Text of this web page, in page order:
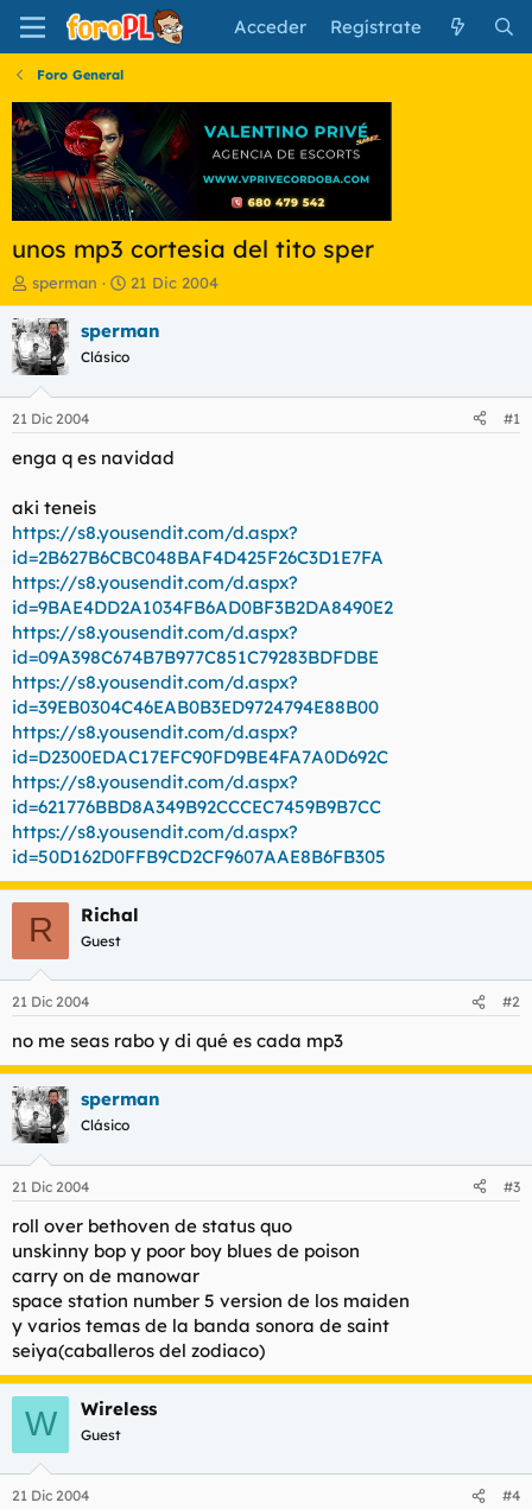
Acceder Regístrate
Foro General
unos mp3 cortesia del tito sper
I
n
i
c
i
a
d
o
r
d
l
t
e
m
a
sperman
F
e
c
i
n
o
21 Dic 2004
sperman
Clásico
21 Dic 2004 #1
enga q es navidad
aki teneis
https://s8.yousendit.com/d.aspx?
id=2B627B6CBC048BAF4D425F26C3D1E7FA
https://s8.yousendit.com/d.aspx?
id=9BAE4DD2A1034FB6AD0BF3B2DA8490E2
https://s8.yousendit.com/d.aspx?
id=09A398C674B7B977C851C79283BDFDBE
https://s8.yousendit.com/d.aspx?
id=39EB0304C46EAB0B3ED9724794E88B00
https://s8.yousendit.com/d.aspx?
id=D2300EDAC17EFC90FD9BE4FA7A0D692C
https://s8.yousendit.com/d.aspx?
id=621776BBD8A349B92CCCEC7459B9B7CC
https://s8.yousendit.com/d.aspx?
id=50D162D0FFB9CD2CF9607AAE8B6FB305
R Richal
Guest
21 Dic 2004 #2
no me seas rabo y di qué es cada mp3
sperman
Clásico
21 Dic 2004 #3
roll over bethoven de status quo
unskinny bop y poor boy blues de poison
carry on de manowar
space station number 5 version de los maiden
y varios temas de la banda sonora de saint
seiya(caballeros del zodiaco)
W Wireless
Guest
21 Dic 2004 #4